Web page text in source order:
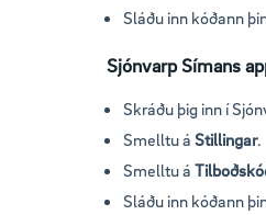
Sláðu inn kóðann
Sjónvarp Símans
Skráðu þig inn í
Smelltu á Stillingar.
Smelltu á
Sláðu inn kóðann